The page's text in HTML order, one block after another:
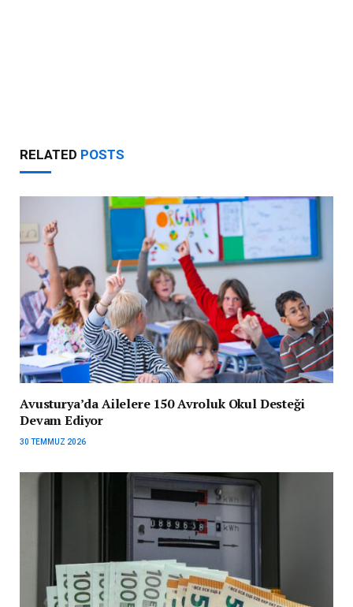
RELATED POSTS
Avusturya’da Ailelere 150 Avroluk Okul Desteği
Devam Ediyor
30 TEMMUZ 2026